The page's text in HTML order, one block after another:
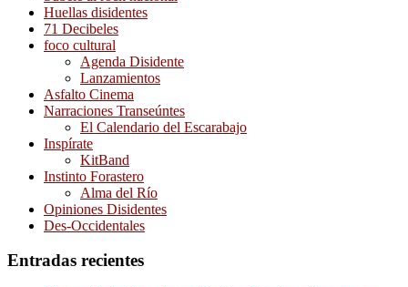
Huellas disidentes
71 Decibeles
foco cultural
Agenda Disidente
Lanzamientos
Asfalto Cinema
Narraciones Transeúntes
El Calendario del Escarabajo
Inspírate
KitBand
Instinto Forastero
Alma del Río
Opiniones Disidentes
Des-Occidentales
Entradas recientes